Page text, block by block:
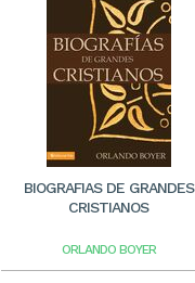
BIOGRAFIAS DE GRANDES
CRISTIANOS
ORLANDO BOYER